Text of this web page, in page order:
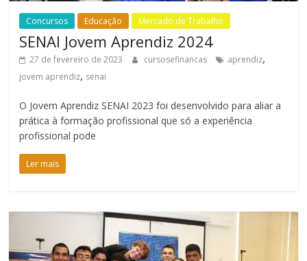
Concursos Educação Mercado de Trabalho
SENAI Jovem Aprendiz 2024
27 de fevereiro de 2023 cursosefinancas aprendiz,
jovem aprendiz, senai
O Jovem Aprendiz SENAI 2023 foi desenvolvido para aliar a
prática à formação profissional que só a experiência
profissional pode
Ler mais